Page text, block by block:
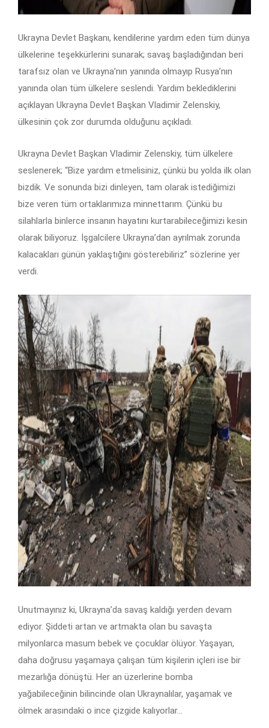
Ukrayna Devlet Başkanı, kendilerine yardım eden tüm dünya
ülkelerine teşekkürlerini sunarak; savaş başladığından beri
tarafsız olan ve Ukrayna’nın yanında olmayıp Rusya’nın
yanında olan tüm ülkelere seslendi. Yardım beklediklerini
açıklayan Ukrayna Devlet Başkan Vladimir Zelenskiy,
ülkesinin çok zor durumda olduğunu açıkladı.
Ukrayna Devlet Başkan Vladimir Zelenskiy, tüm ülkelere
seslenerek; “Bize yardım etmelisiniz, çünkü bu yolda ilk olan
bizdik. Ve sonunda bizi dinleyen, tam olarak istediğimizi
bize veren tüm ortaklarımıza minnettarım. Çünkü bu
silahlarla binlerce insanın hayatını kurtarabileceğimizi kesin
olarak biliyoruz. İşgalcilere Ukrayna’dan ayrılmak zorunda
kalacakları günün yaklaştığını gösterebiliriz” sözlerine yer
verdi.
Unutmayınız ki, Ukrayna’da savaş kaldığı yerden devam
ediyor. Şiddeti artan ve artmakta olan bu savaşta
milyonlarca masum bebek ve çocuklar ölüyor. Yaşayan,
daha doğrusu yaşamaya çalışan tüm kişilerin içleri ise bir
mezarlığa dönüştü. Her an üzerlerine bomba
yağabileceğinin bilincinde olan Ukraynalılar, yaşamak ve
ölmek arasındaki o ince çizgide kalıyorlar…